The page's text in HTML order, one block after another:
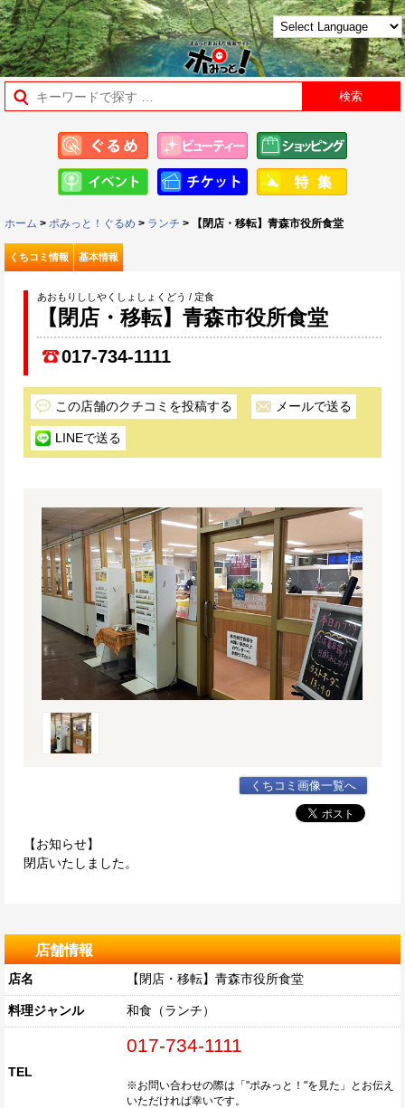
ホーム > ポみっと！ぐるめ > ランチ > 【閉店・移転】青森市役所食堂
くちコミ情報 基本情報
あおもりししやくしょしょくどう / 定食
【閉店・移転】青森市役所食堂
017-734-1111
この店舗のクチコミを投稿する メールで送る
LINEで送る
くちコミ画像一覧へ
【お知らせ】
閉店いたしました。
店舗情報
店名 【閉店・移転】青森市役所食堂
料理ジャンル 和食（ランチ）
TEL
017-734-1111
※お問い合わせの際は「"ポみっと！"を見た」とお伝え
いただければ幸いです。